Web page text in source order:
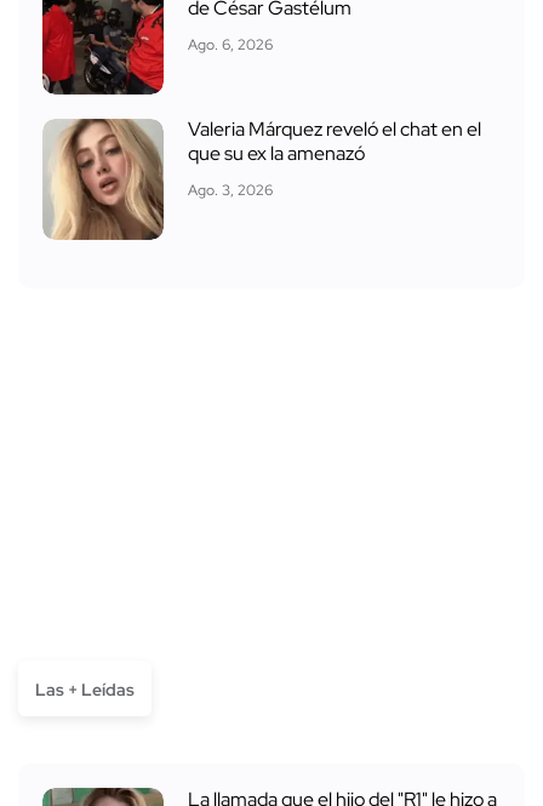
de César Gastélum
Ago. 6, 2026
Valeria Márquez reveló el chat en el
que su ex la amenazó
Ago. 3, 2026
Las + Leídas
La llamada que el hijo del "R1" le hizo a